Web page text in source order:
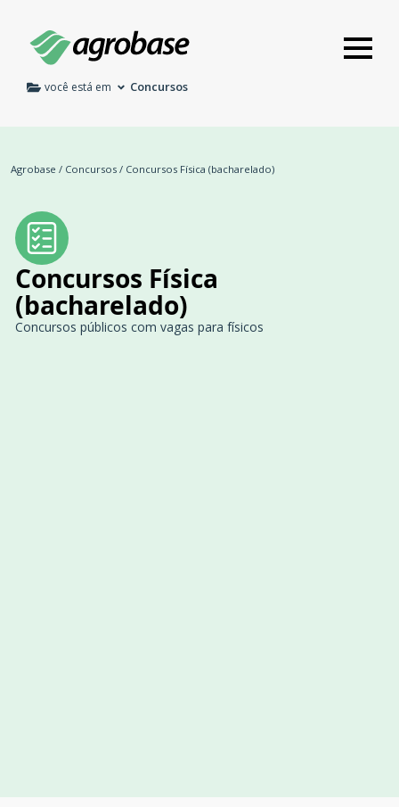
você está em Concursos
Agrobase / Concursos / Concursos Física (bacharelado)
Concursos Física
(bacharelado)
Concursos públicos com vagas para físicos